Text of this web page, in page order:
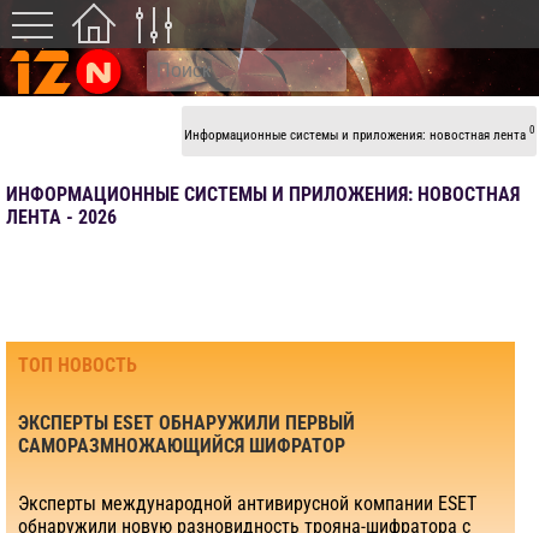
Информационные системы и приложения: новостная лента 0
ИНФОРМАЦИОННЫЕ СИСТЕМЫ И ПРИЛОЖЕНИЯ: НОВОСТНАЯ
ЛЕНТА - 2026
ТОП НОВОСТЬ
ЭКСПЕРТЫ ESET ОБНАРУЖИЛИ ПЕРВЫЙ
САМОРАЗМНОЖАЮЩИЙСЯ ШИФРАТОР
Эксперты международной антивирусной компании ESET
обнаружили новую разновидность трояна-шифратора с